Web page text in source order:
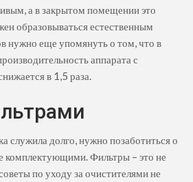
а в закрытом помещении это
образовываться естественным
нужно еще упомянуть о том, что в
аппарата с
в 1,5 раза.
служила долго, нужно позаботиться о
комплектующими. Фильтры – это не
по уходу за очистителями не